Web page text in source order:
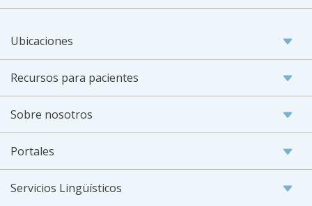
Ubicaciones
Recursos para pacientes
Sobre nosotros
Portales
Servicios Lingüísticos